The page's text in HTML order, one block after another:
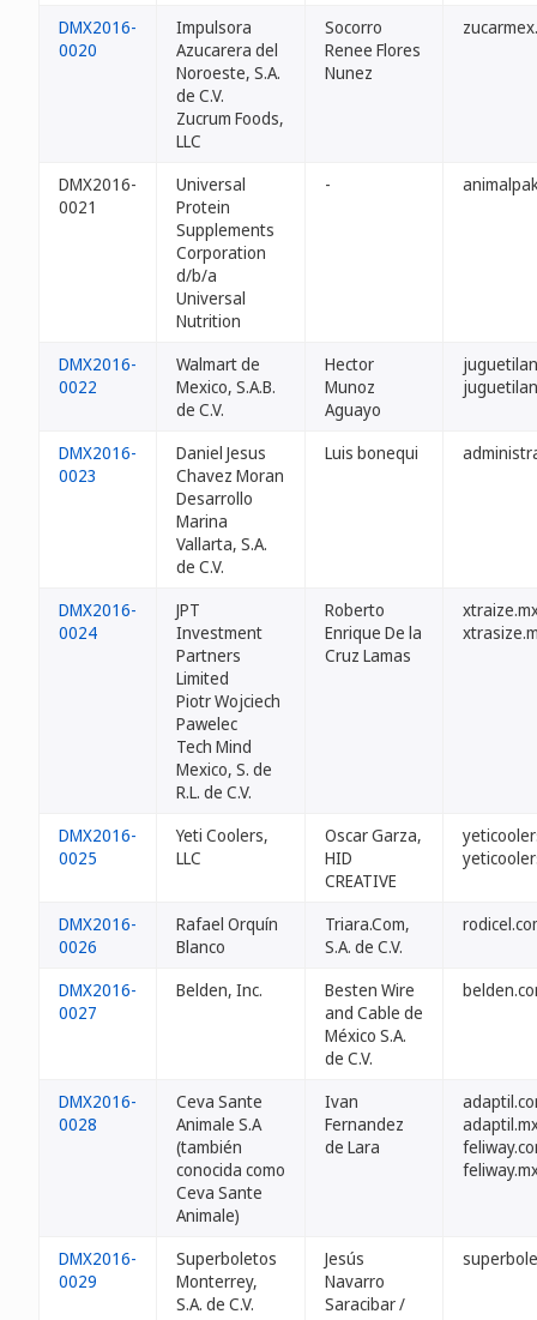
DMX2016-
0020
Impulsora
Azucarera del
Noroeste, S.A.
de C.V.
Zucrum Foods,
LLC
Socorro
Renee Flores
Nunez
DMX2016-
0021
Universal
Protein
Supplements
Corporation
d/b/a
Universal
Nutrition
-
DMX2016-
0022
Walmart de
Mexico, S.A.B.
de C.V.
Hector
Munoz
Aguayo
DMX2016-
0023
Daniel Jesus
Chavez Moran
Desarrollo
Marina
Vallarta, S.A.
de C.V.
Luis bonequi
DMX2016-
0024
JPT
Investment
Partners
Limited
Piotr Wojciech
Pawelec
Tech Mind
Mexico, S. de
R.L. de C.V.
Roberto
Enrique De la
Cruz Lamas
DMX2016-
0025
Yeti Coolers,
LLC
Oscar Garza,
HID
CREATIVE
DMX2016-
0026
Rafael Orquín
Blanco
Triara.Com,
S.A. de C.V.
DMX2016-
0027
Belden, Inc.
Besten Wire
and Cable de
México S.A.
de C.V.
DMX2016-
0028
Ceva Sante
Animale S.A
(también
conocida como
Ceva Sante
Animale)
Ivan
Fernandez
de Lara
DMX2016-
0029
Superboletos
Monterrey,
S.A. de C.V.
Jesús
Navarro
Saracibar /